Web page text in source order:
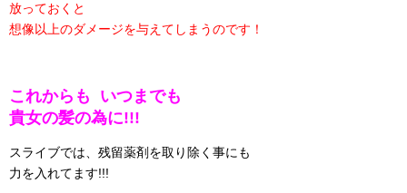
放っておくと
想像以上のダメージを与えてしまうのです！
これからも いつまでも
貴女の髪の為に!!!
スライブでは、残留薬剤を取り除く事にも
力を入れてます!!!